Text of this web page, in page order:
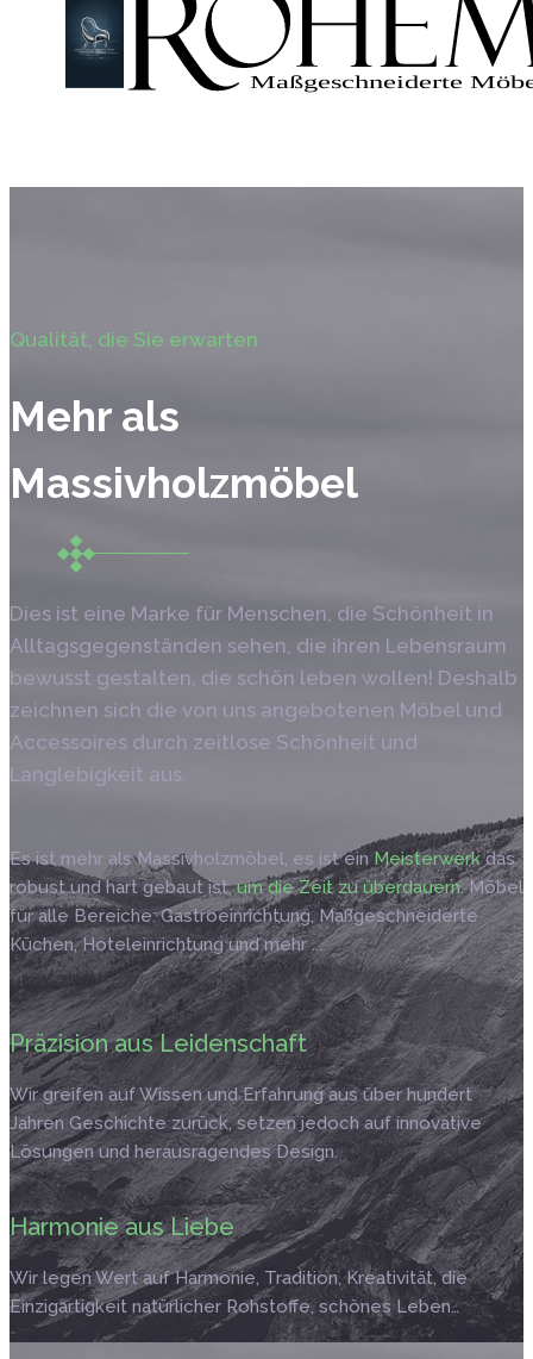
Qualität, die Sie erwarten
Mehr als
Massivholzmöbel
Dies ist eine Marke für Menschen, die Schönheit in
Alltagsgegenständen sehen, die ihren Lebensraum
bewusst gestalten, die schön leben wollen! Deshalb
zeichnen sich die von uns angebotenen Möbel und
Accessoires durch zeitlose Schönheit und
Langlebigkeit aus.
Es ist mehr als Massivholzmöbel, es ist ein Meisterwerkdas
robust und hart gebaut ist,um die Zeit zu überdauern.Möbel
für alle Bereiche: Gastroeinrichtung, Maßgeschneiderte
Küchen, Hoteleinrichtung und mehr ...
Präzision aus Leidenschaft
Wir greifen auf Wissen und Erfahrung aus über hundert
Jahren Geschichte zurück, setzen jedoch auf innovative
Lösungen und herausragendes Design.
Harmonie aus Liebe
Wir legen Wert auf Harmonie, Tradition, Kreativität, die
Einzigartigkeit natürlicher Rohstoffe, schönes Leben…